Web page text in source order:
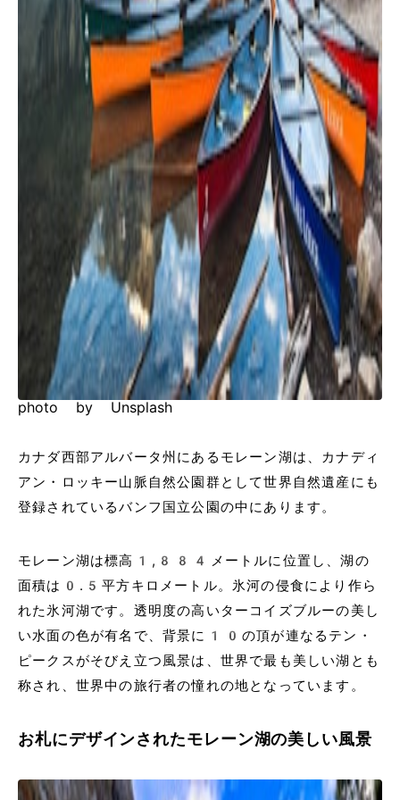
photo by Unsplash
カナダ西部アルバータ州にあるモレーン湖は、カナディ
アン・ロッキー山脈自然公園群​​として世界自然遺産​​にも
登録されているバンフ国立公園​​の中にあります。
モレーン湖は標高1,884メートル​​に位置し、湖の
面積は0.5平方キロメートル。氷河の侵食により作ら
れた氷河湖です。透明度の高いターコイズブルーの美し
い水面の色が有名で、背景に10の頂が連なるテン・
ピークスがそびえ立つ風景は、世界で最も美しい湖とも
称され、世界中の旅行者の憧れの地となっています。
お札にデザインされたモレーン湖の美しい風景